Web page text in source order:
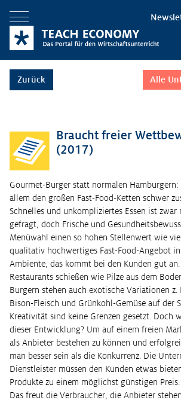
Menü öffnen
Zurück Alle
Braucht freier
(2017)
Gourmet-Burger statt normalen
allem den großen Fast-Food-Ketten schwer
Schnelles und unkompliziertes Essen ist zwar
gefragt, doch Frische und
Menüwahl einen so hohen Stellenwert wie
qualitativ hochwertiges Fast-Food-Angebot
Ambiente, das kommt bei den Kunden gut
Restaurants schießen wie Pilze aus dem
Burgern stehen auch exotische Variationen z.
Bison-Fleisch und Grünkohl-Gemüse auf der
Kreativität sind keine Grenzen gesetzt. Doch
dieser Entwicklung? Um auf einem freien
als Anbieter bestehen zu können und
man besser sein als die Konkurrenz. Die
Dienstleister müssen den Kunden etwas
Produkte zu einem möglichst günstigen Preis.
Das freut die Verbraucher, die Anbieter